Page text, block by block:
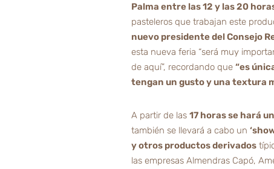
Palma entre las 12 y las 20
pasteleros que trabajan este
nuevo presidente del Consejo
esta nueva feria “será muy
de aquí”, recordando que “es
tengan un gusto y una textura
A partir de las 17 horas se hará
también se llevará a cabo un
y otros productos derivados
las empresas Almendras Capó,